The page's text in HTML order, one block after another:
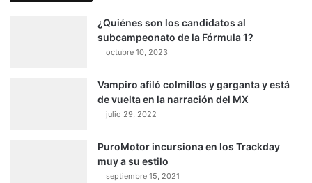
¿Quiénes son los candidatos al
subcampeonato de la Fórmula 1?
octubre 10, 2023
Vampiro afiló colmillos y garganta y está
de vuelta en la narración del MX
julio 29, 2022
PuroMotor incursiona en los Trackday
muy a su estilo
septiembre 15, 2021